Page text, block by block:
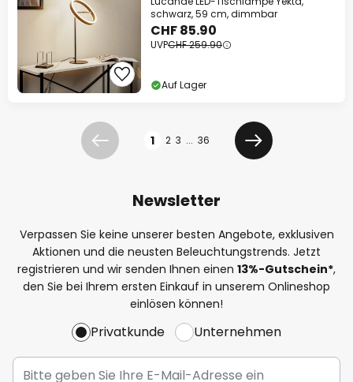
schwarz, 59 cm, dimmbar
CHF 85.90
UVPCHF 259.90
Auf Lager
Zurück 1 2 3 ... 36
Weiter
Newsletter
Verpassen Sie keine unserer besten Angebote, exklusiven
Aktionen und die neusten Beleuchtungstrends. Jetzt
registrieren und wir senden Ihnen einen 13%-Gutschein*,
den Sie bei Ihrem ersten Einkauf in unserem Onlineshop
einlösen können!
Privatkunde Unternehmen